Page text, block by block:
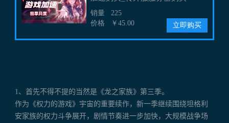
1、首先不得不提的当然是《龙之家族》第三季。
作为《权力的游戏》宇宙的重要续作，新一季继续围绕坦格利
安家族的权力斗争展开，剧情节奏进一步加快，大规模战争场